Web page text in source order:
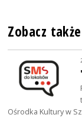
Zobacz także
Ośrodka Kultury w